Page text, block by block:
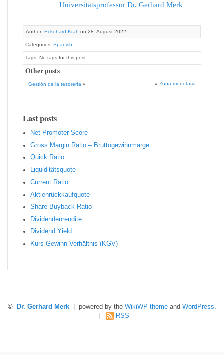
Universitätsprofessor Dr. Gerhard Merk
Author: Eckehard Krah on 28. August 2022
Categories: Spanish
Tags: No tags for this post
Other posts
Gestión de la tesorería « » Zona monetaria
Last posts
Net Promoter Score
Gro ss Margin Ratio – Bruttogewinnmarge
Quic k Ratio
Liquiditätsquote
Current Ratio
Aktienrückkaufquote
Sha re Buyback Ratio
Dividendenrendite
Dividend Yield
Kurs-Gewinn-Verhältnis (KGV)
© Dr. Gerhard Merk| powered by the WikiWP themeand WordPress.
RSS